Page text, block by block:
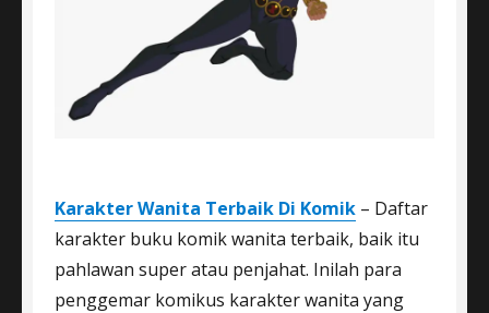
Karakter Wanita Terbaik Di Komik – Daftar
karakter buku komik wanita terbaik, baik itu
pahlawan super atau penjahat. Inilah para
penggemar komikus karakter wanita yang